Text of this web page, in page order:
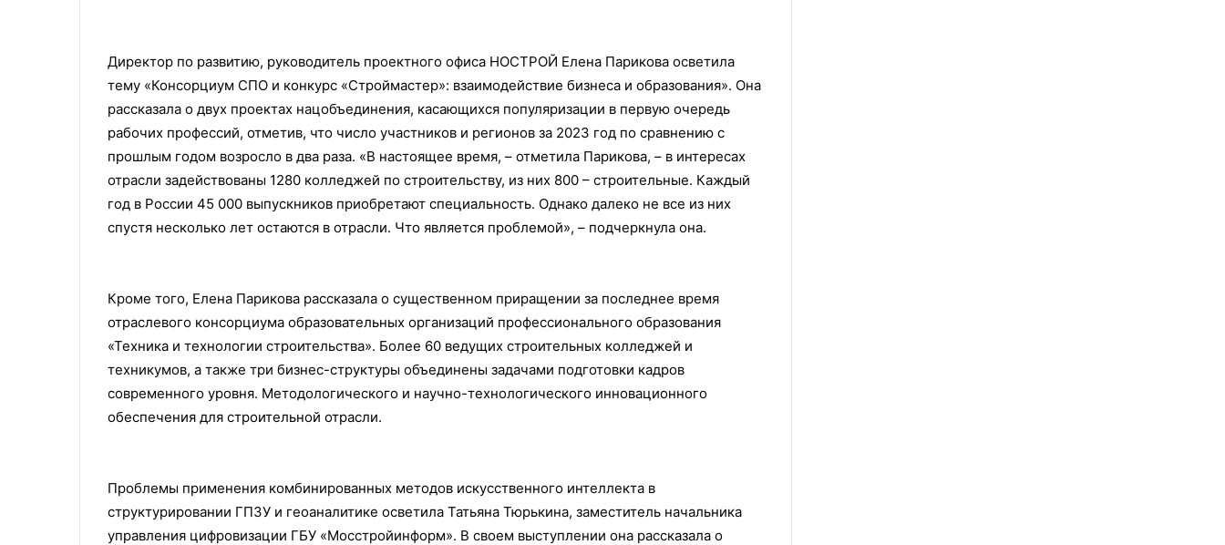
Директор по развитию, руководитель проектного офиса НОСТРОЙ Елена Парикова осветила
тему «Консорциум СПО и конкурс «Строймастер»: взаимодействие бизнеса и образования». Она
рассказала о двух проектах нацобъединения, касающихся популяризации в первую очередь
рабочих профессий, отметив, что число участников и регионов за 2023 год по сравнению с
прошлым годом возросло в два раза. «В настоящее время, – отметила Парикова, – в интересах
отрасли задействованы 1280 колледжей по строительству, из них 800 – строительные. Каждый
год в России 45 000 выпускников приобретают специальность. Однако далеко не все из них
спустя несколько лет остаются в отрасли. Что является проблемой», – подчеркнула она.
Кроме того, Елена Парикова рассказала о существенном приращении за последнее время
отраслевого консорциума образовательных организаций профессионального образования
«Техника и технологии строительства». Более 60 ведущих строительных колледжей и
техникумов, а также три бизнес-структуры объединены задачами подготовки кадров
современного уровня. Методологического и научно-технологического инновационного
обеспечения для строительной отрасли.
Проблемы применения комбинированных методов искусственного интеллекта в
структурировании ГПЗУ и геоаналитике осветила Татьяна Тюрькина, заместитель начальника
управления цифровизации ГБУ «Мосстройинформ». В своем выступлении она рассказала о